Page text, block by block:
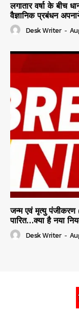
लगातार वर्षा के बीच
वैज्ञानिक प्रबंधन
Desk Writer -
जन्म एवं मृत्यु
पारित…क्या है नया
Desk Writer -